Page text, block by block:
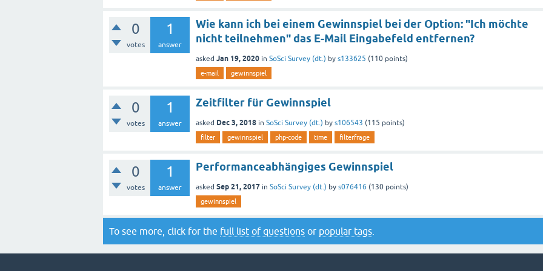
0
votes
1
answer
Wie kann ich bei einem Gewinnspiel bei der Option: "Ich möchte
nicht teilnehmen" das E-Mail Eingabefeld entfernen?
asked Jan 19, 2020 in SoSci Survey (dt.) by s133625 (110 points)
e-mail gewinnspiel
0
votes
1
answer
Zeitfilter für Gewinnspiel
asked Dec 3, 2018 in SoSci Survey (dt.) by s106543 (115 points)
filter gewinnspiel php-code time filterfrage
0
votes
1
answer
Performanceabhängiges Gewinnspiel
asked Sep 21, 2017 in SoSci Survey (dt.) by s076416 (130 points)
gewinnspiel
To see more, click for the full list of questions or popular tags